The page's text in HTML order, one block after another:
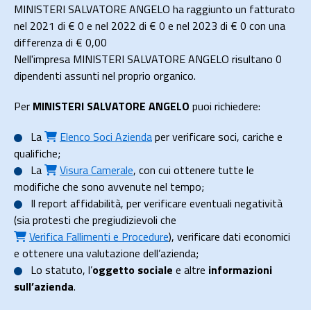
MINISTERI SALVATORE ANGELO ha raggiunto un fatturato
nel 2021 di € 0 e nel 2022 di € 0 e nel 2023 di € 0 con una
differenza di € 0,00
Nell'impresa MINISTERI SALVATORE ANGELO risultano 0
dipendenti assunti nel proprio organico.
Per MINISTERI SALVATORE ANGELO puoi richiedere:
La
Elenco Soci Aziendaper verificare soci, cariche e
qualifiche;
La
Visura Camerale, con cui ottenere tutte le
modifiche che sono avvenute nel tempo;
Il report affidabilità, per verificare eventuali negatività
(sia protesti che pregiudizievoli che
Verifica Fallimenti e Procedure), verificare dati economici
e ottenere una valutazione dell’azienda;
Lo statuto, l’oggetto sociale e altre informazioni
sull’azienda.